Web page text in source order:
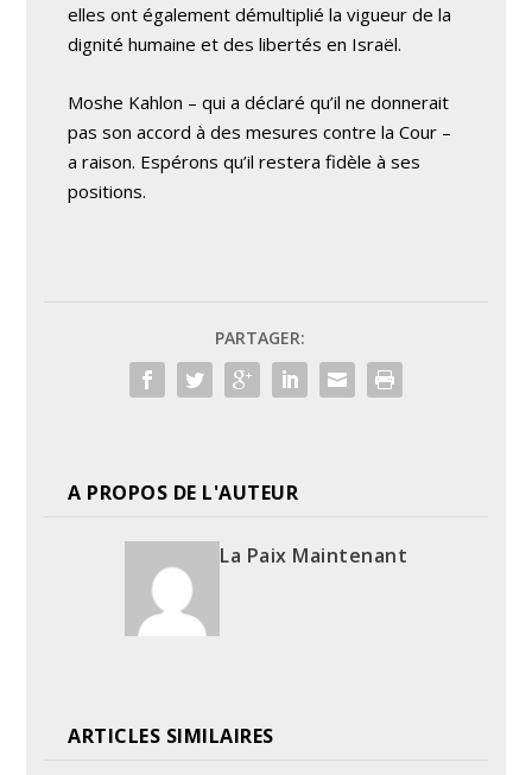
elles ont également démultiplié la vigueur de la
dignité humaine et des libertés en Israël.
Moshe Kahlon – qui a déclaré qu’il ne donnerait
pas son accord à des mesures contre la Cour –
a raison. Espérons qu’il restera fidèle à ses
positions.
PARTAGER:
A PROPOS DE L'AUTEUR
La Paix Maintenant
ARTICLES SIMILAIRES